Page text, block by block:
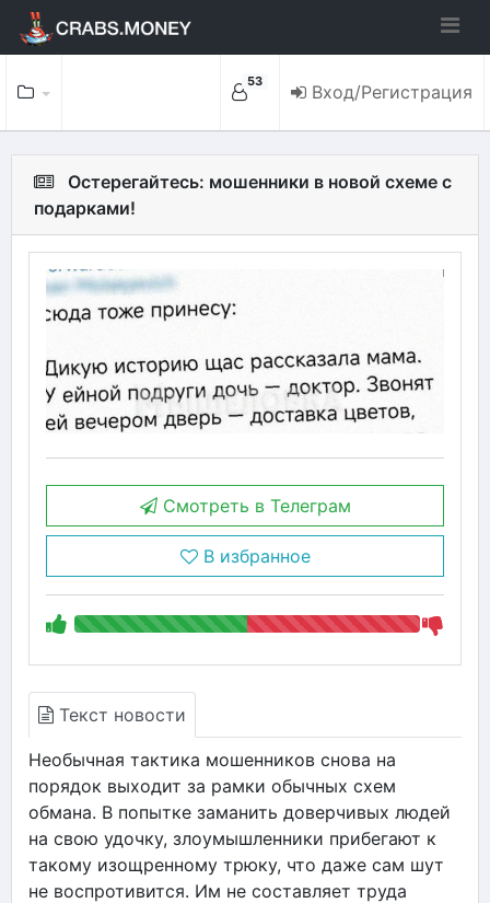
53 Вход/Регистрация
Остерегайтесь: мошенники в новой схеме с
подарками!
Смотреть в Телеграм
В избранное
Текст новости
Необычная тактика мошенников снова на
порядок выходит за рамки обычных схем
обмана. В попытке заманить доверчивых людей
на свою удочку, злоумышленники прибегают к
такому изощренному трюку, что даже сам шут
не воспротивится. Им не составляет труда